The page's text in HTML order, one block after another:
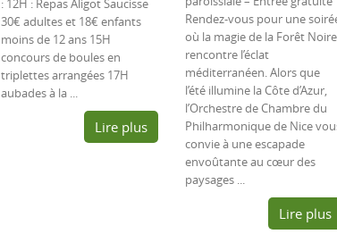
: 12H : Repas Aligot Saucisse
30€ adultes et 18€ enfants
moins de 12 ans 15H
concours de boules en
triplettes arrangées 17H
aubades à la ...
Lire plus
Rendez-vous pour une
où la magie de la Forêt Noire
rencontre l’éclat
méditerranéen. Alors que
l’été illumine la Côte d’Azur,
l’Orchestre de Chambre du
Philharmonique de Nice
convie à une escapade
envoûtante au cœur des
paysages ...
Lire plus